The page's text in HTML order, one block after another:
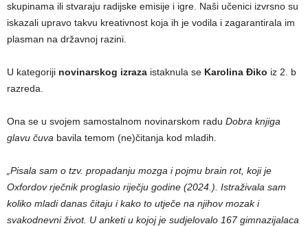
skupinama ili stvaraju radijske emisije i igre. Naši učenici izvrsno su
iskazali upravo takvu kreativnost koja ih je vodila i zagarantirala im
plasman na državnoj razini.
U kategoriji novinarskog izraza istaknula se Karolina Điko iz 2. b
razreda.
Ona se u svojem samostalnom novinarskom radu Dobra knjiga
glavu čuva bavila temom (ne)čitanja kod mladih.
Pisala sam o tzv. propadanju mozga i pojmu brain rot, koji je
Oxfordov rječnik proglasio riječju godine (2024.). Istraživala sam
koliko mladi danas čitaju i kako to utječe na njihov mozak i
svakodnevni život. U anketi u kojoj je sudjelovalo 167 gimnazijalaca